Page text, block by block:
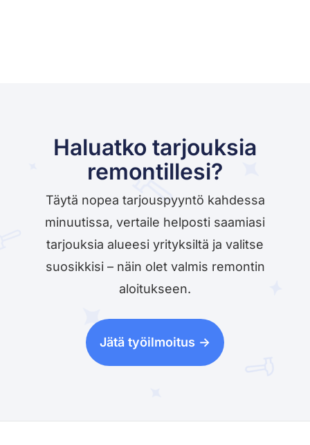
Haluatko tarjouksia
remontillesi?
Täytä nopea tarjouspyyntö kahdessa
minuutissa, vertaile helposti saamiasi
tarjouksia alueesi yrityksiltä ja valitse
suosikkisi – näin olet valmis remontin
aloitukseen.
Jätä työilmoitus ->